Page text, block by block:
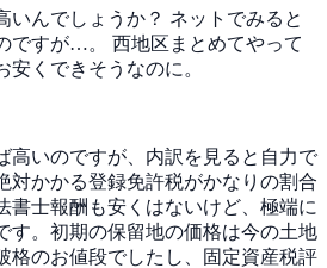
いんでしょうか？ ネットでみると
ですが…。 西地区まとめてやって
安くできそうなのに。
高いのですが、内訳を見ると自力で
対かかる登録免許税がかなりの割合
書士報酬も安くはないけど、極端に
す。初期の保留地の価格は今の土地
格のお値段でしたし、固定資産税評